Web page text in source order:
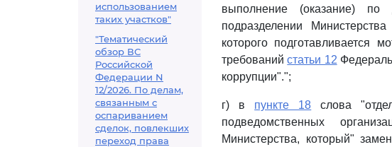
использованием
таких участков"
"Тематический
обзор ВС
Российской
Федерации N
12/2026. По делам,
связанным с
оспариванием
сделок, повлекших
переход права
выполнение (оказание) по
подразделении
которого подготавливается
требованийстатьи 12
коррупции".";
г) в пункте 18 слова
подведомственных
Министерства, который"